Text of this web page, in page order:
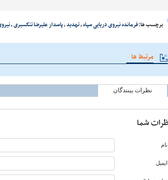
برچسب ها:فرمانده نیروی دریایی سپاه،تهدید،پاسدار علیرضا تنگسیری،
مرتبط ها
نظرات بینندگان
شما
نام
ایمیل